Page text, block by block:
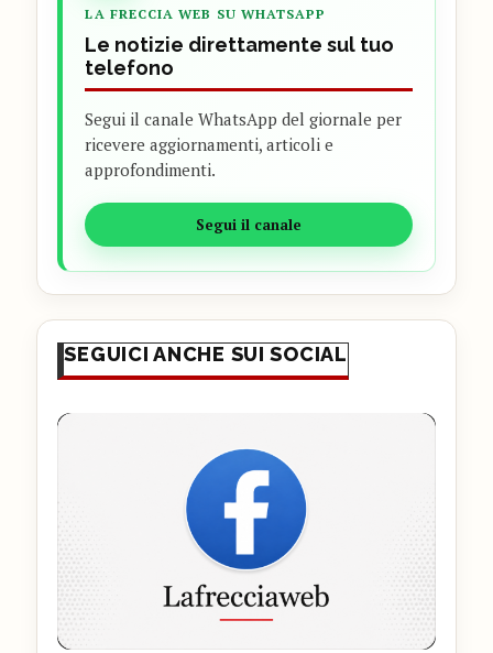
LA FRECCIA WEB SU WHATSAPP
Le notizie direttamente sul tuo
telefono
Segui il canale WhatsApp del giornale per
ricevere aggiornamenti, articoli e
approfondimenti.
Segui il canale
SEGUICI ANCHE SUI SOCIAL